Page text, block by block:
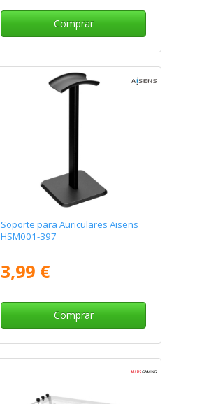
Comprar
Soporte para Auriculares Aisens
HSM001-397
3,99 €
Comprar